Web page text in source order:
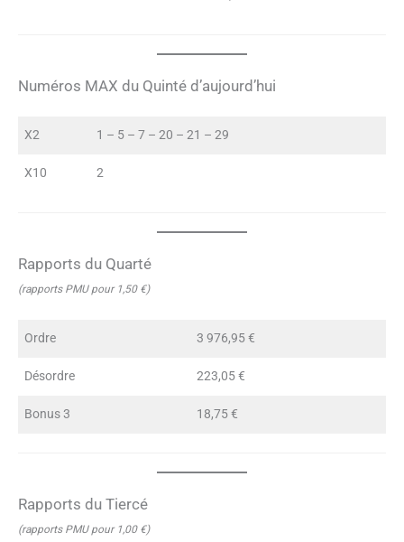
Numéros MAX du Quinté d’aujourd’hui
X2 1 – 5 – 7 – 20 – 21 – 29
X10 2
Rapports du Quarté
(rapports PMU pour 1,50 €)
Ordre 3 976,95 €
Désordre 223,05 €
Bonus 3 18,75 €
Rapports du Tiercé
(rapports PMU pour 1,00 €)